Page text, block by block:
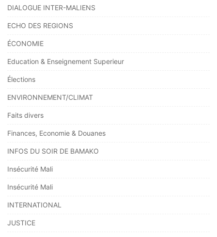
DIALOGUE INTER-MALIENS
ECHO DES REGIONS
ÉCONOMIE
Education & Enseignement Superieur
Élections
ENVIRONNEMENT/CLIMAT
Faits divers
Finances, Economie & Douanes
INFOS DU SOIR DE BAMAKO
Insécurité Mali
Insécurité Mali
INTERNATIONAL
JUSTICE